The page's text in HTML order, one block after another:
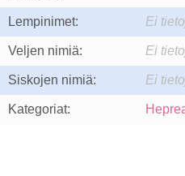
Lempinimet: Ei
Veljen nimiä: Ei
Siskojen nimiä: Ei
Kategoriat: